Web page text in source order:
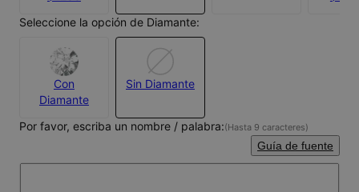
Seleccione la opción de Diamante:
Con
Diamante
Sin Diamante
Por favor, escriba un nombre / palabra:(Hasta 9 caracteres)
Guía de fuente